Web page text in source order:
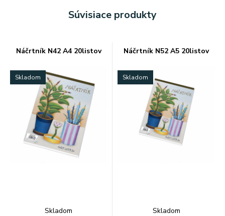
Súvisiace produkty
Náčrtník N42 A4 20listov
Skladom
Skladom
Náčrtník N52 A5 20listov
Skladom
Skladom